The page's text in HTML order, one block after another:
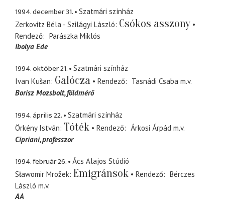
1994. december 31.
Szatmári színház
Zerkovitz Béla - Szilágyi László Csókos asszony
Rendező
Parászka Miklós
Ibolya Ede
1994. október 21.
Szatmári színház
Ivan Kušan Galócza Rendező Tasnádi Csaba m.v.
Borisz Mozsbolt földmérő
1994. április 22.
Szatmári színház
Örkény István Tóték Rendező Árkosi Árpád m.v.
Cipriani professzor
1994. február 26.
Ács Alajos Stúdió
Sławomir Mrožek Emigránsok Rendező
Bérczes
László m.v.
AA